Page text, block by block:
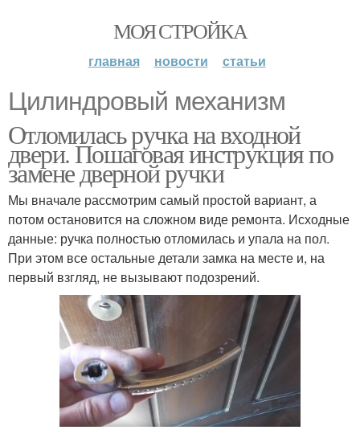
МОЯ СТРОЙКА
главная новости статьи
Цилиндровый механизм
Отломилась ручка на входной
двери. Пошаговая инструкция по
замене дверной ручки
Мы вначале рассмотрим самый простой вариант, а
потом остановится на сложном виде ремонта. Исходные
данные: ручка полностью отломилась и упала на пол.
При этом все остальные детали замка на месте и, на
первый взгляд, не вызывают подозрений.